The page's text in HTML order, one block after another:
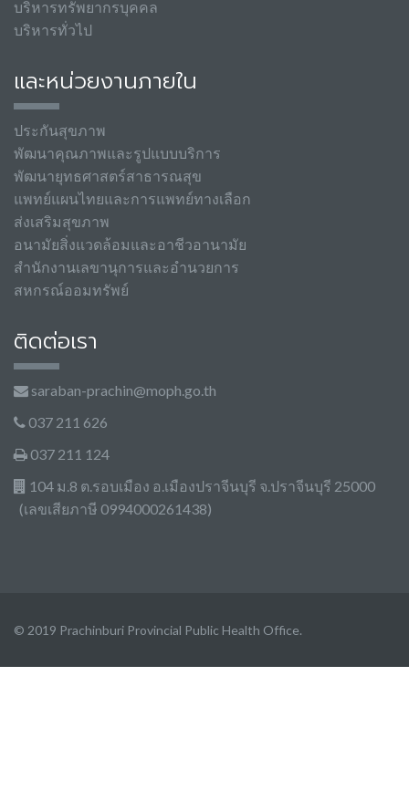
บริหารทรัพยากรบุคคล
บริหารทั่วไป
และหน่วยงานภายใน
ประกันสุขภาพ
พัฒนาคุณภาพและรูปแบบบริการ
พัฒนายุทธศาสตร์สาธารณสุข
แพทย์แผนไทยและการแพทย์ทางเลือก
ส่งเสริมสุขภาพ
อนามัยสิ่งแวดล้อมและอาชีวอานามัย
สำนักงานเลขานุการและอำนวยการ
สหกรณ์ออมทรัพย์
ติดต่อเรา
saraban-prachin@moph.go.th
037 211 626
037 211 124
104 ม.8 ต.รอบเมือง อ.เมืองปราจีนบุรี จ.ปราจีนบุรี 25000
(เลขเสียภาษี 0994000261438)
© 2019 Prachinburi Provincial Public Health Office.